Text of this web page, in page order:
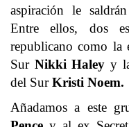
aspiración le
Entre ellos, dos
republicano como la
Sur Nikki Haley y
del SurKristi Noem.
Añadamos a este